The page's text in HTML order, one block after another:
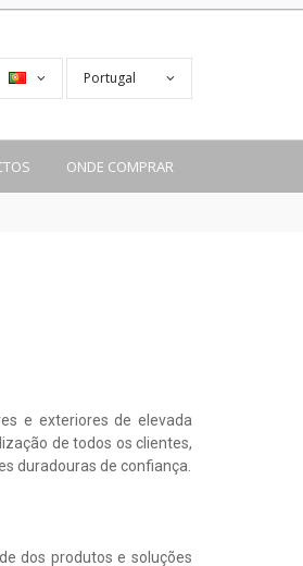
Portugal
ONDE COMPRAR
e exteriores de elevada
de todos os clientes,
duradouras de confiança.
dos produtos e soluções